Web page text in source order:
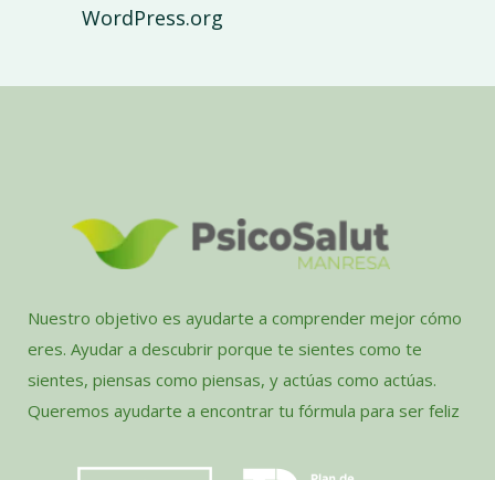
WordPress.org
Nuestro objetivo es ayudarte a comprender mejor cómo
eres. Ayudar a descubrir porque te sientes como te
sientes, piensas como piensas, y actúas como actúas.
Queremos ayudarte a encontrar tu fórmula para ser feliz